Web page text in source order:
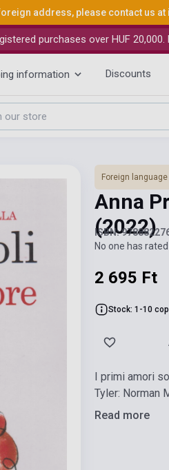
address, please contact us at
purchases over HUF 20,000.
information Discounts
Foreign
Anna
(2022)
ISBN:
No one has
2 695 Ft
Stock: 1-10
I primi amori
Tyler: Norman
Read more